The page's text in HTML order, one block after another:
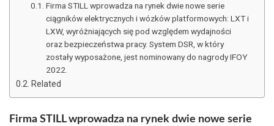
Firma STILL wprowadza na rynek dwie nowe serie
ciągników elektrycznych i wózków platformowych: LXT i
LXW, wyróżniających się pod względem wydajności
oraz bezpieczeństwa pracy. System DSR, w który
zostały wyposażone, jest nominowany do nagrody IFOY
2022.
Related
Firma STILL wprowadza na rynek dwie nowe serie